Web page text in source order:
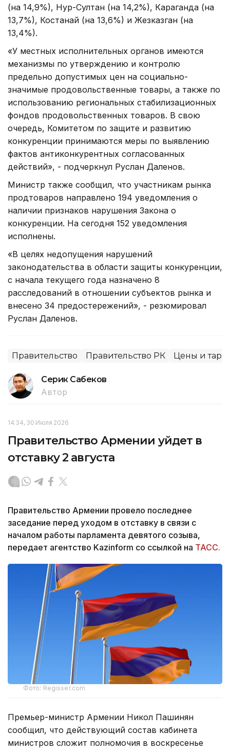
(на 14,9%), Нур-Султан (на 14,2%), Караганда (на
13,7%), Костанай (на 13,6%) и Жезказган (на
13,4%).
«У местных исполнительных органов имеются
механизмы по утверждению и контролю
предельно допустимых цен на социально-
значимые продовольственные товары, а также по
использованию региональных стабилизационных
фондов продовольственных товаров. В свою
очередь, Комитетом по защите и развитию
конкуренции принимаются меры по выявлению
фактов антиконкурентных согласованных
действий», - подчеркнул Руслан Даленов.
Министр также сообщил, что участникам рынка
продтоваров направлено 194 уведомления о
наличии признаков нарушения Закона о
конкуренции. На сегодня 152 уведомления
исполнены.
«В целях недопущения нарушений
законодательства в области защиты конкуренции,
с начала текущего года назначено 8
расследований в отношении субъектов рынка и
внесено 34 предостережений», - резюмировал
Руслан Даленов.
Правительство Правительство РК Цены и
Серик Сабеков
Автор
14:34, 30 Июля 2026
Правительство Армении уйдет в
отставку 2 августа
Правительство Армении провело последнее
заседание перед уходом в отставку в связи с
началом работы парламента девятого созыва,
передает агентство Kazinform со ссылкой на ТАСС.
Фото: Regisser.com
Премьер-министр Армении Никол Пашинян
сообщил, что действующий состав кабинета
министров сложит полномочия в воскресенье